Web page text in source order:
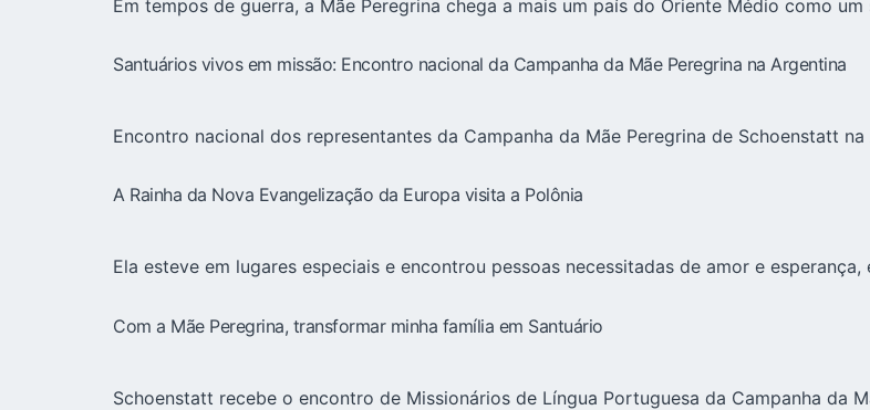
Em tempos de guerra, a Mãe Peregrina chega a mais um país do Oriente Médio como
Santuários vivos em missão: Encontro nacional da Campanha da Mãe Peregrina na Argentina
Encontro nacional dos representantes da Campanha da Mãe Peregrina de Schoenstatt na
A Rainha da Nova Evangelização da Europa visita a Polônia
Ela esteve em lugares especiais e encontrou pessoas necessitadas de amor e
Com a Mãe Peregrina, transformar minha família em Santuário
Schoenstatt recebe o encontro de Missionários de Língua Portuguesa da Campanha da